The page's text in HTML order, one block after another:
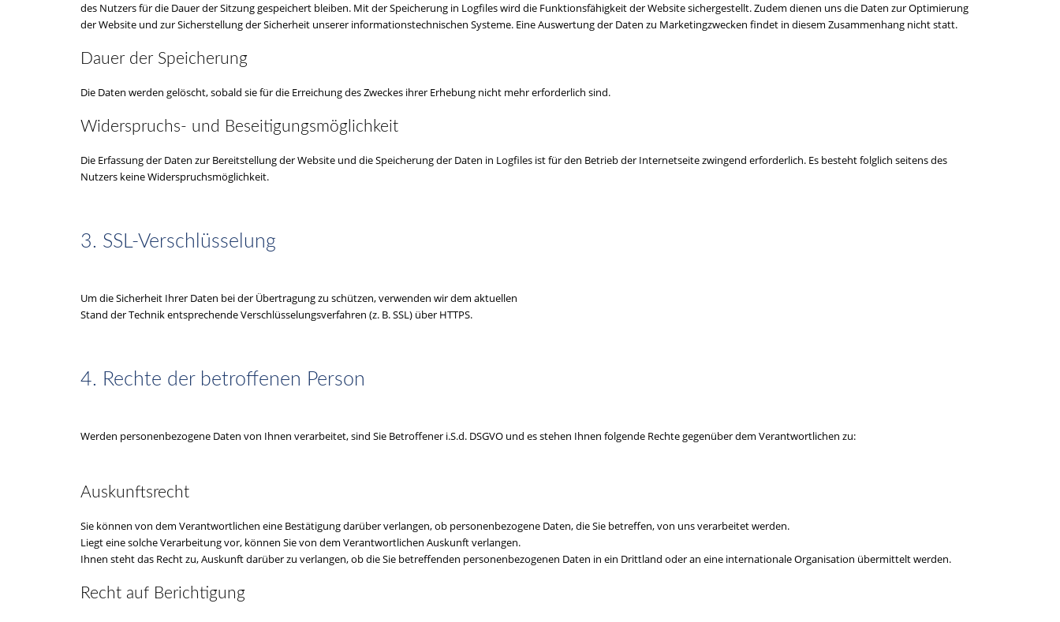
des Nutzers für die Dauer der Sitzung gespeichert bleiben. Mit der Speicherung in Logfiles wird die Funktionsfähigkeit der Website sichergestellt. Zudem dienen uns die Daten zur Optimierung
der Website und zur Sicherstellung der Sicherheit unserer informationstechnischen Systeme. Eine Auswertung der Daten zu Marketingzwecken findet in diesem Zusammenhang nicht statt.
Dauer der Speicherung
Die Daten werden gelöscht, sobald sie für die Erreichung des Zweckes ihrer Erhebung nicht mehr erforderlich sind.
Widerspruchs- und Beseitigungsmöglichkeit
Die Erfassung der Daten zur Bereitstellung der Website und die Speicherung der Daten in Logfiles ist für den Betrieb der Internetseite zwingend erforderlich. Es besteht folglich seitens des
Nutzers keine Widerspruchsmöglichkeit.
3. SSL-Verschlüsselung
Um die Sicherheit Ihrer Daten bei der Übertragung zu schützen, verwenden wir dem aktuellen
Stand der Technik entsprechende Verschlüsselungsverfahren (z. B. SSL) über HTTPS.
4. Rechte der betroffenen Person
Werden personenbezogene Daten von Ihnen verarbeitet, sind Sie Betroffener i.S.d. DSGVO und es stehen Ihnen folgende Rechte gegenüber dem Verantwortlichen zu:
Auskunftsrecht
Sie können von dem Verantwortlichen eine Bestätigung darüber verlangen, ob personenbezogene Daten, die Sie betreffen, von uns verarbeitet werden.
Liegt eine solche Verarbeitung vor, können Sie von dem Verantwortlichen Auskunft verlangen.
Ihnen steht das Recht zu, Auskunft darüber zu verlangen, ob die Sie betreffenden personenbezogenen Daten in ein Drittland oder an eine internationale Organisation übermittelt werden.
Recht auf Berichtigung